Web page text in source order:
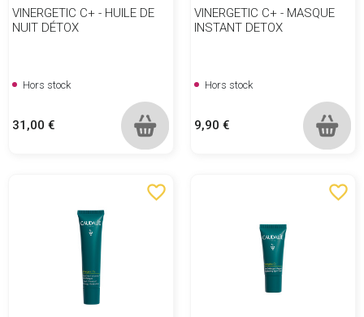
VINERGETIC C+ - HUILE DE
NUIT DÉTOX
Hors stock
Prix
31,00 €
VINERGETIC C+ - MASQUE
INSTANT DETOX
Hors stock
Prix
9,90 €
favorite_border favorite_border